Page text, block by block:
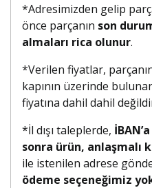
*Adresimizden gelip
önce parçanın son
almaları rica olunur.
*Verilen fiyatlar,
kapının üzerinde
fiyatına dahil dahil
*İl dışı taleplerde,
sonra ürün, anlaşmalı
ile istenilen adrese
ödeme seçeneğimiz